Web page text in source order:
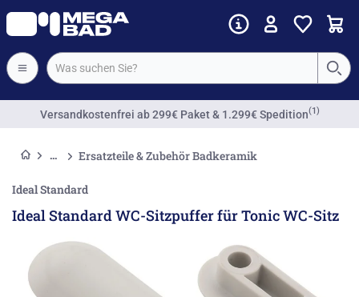
Versandkostenfrei ab 299€ Paket & 1.299€ Spedition(1)
Ersatzteile & Zubehör Badkeramik
Ideal Standard
Ideal Standard WC-Sitzpuffer für Tonic WC-Sitz